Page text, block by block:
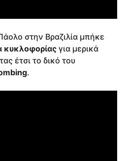
στην Βραζιλία μπήκε
κυκλοφορίας για μερικά
έτσι το δικό του
.